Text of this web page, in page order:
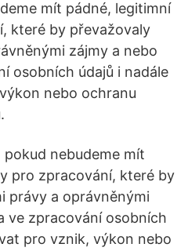
mít pádné, legitimní
které by převažovaly
zájmy a nebo
osobních údajů i nadále
nebo ochranu
nebudeme mít
pro zpracování, které by
právy a oprávněnými
ve zpracování osobních
pro vznik, výkon nebo